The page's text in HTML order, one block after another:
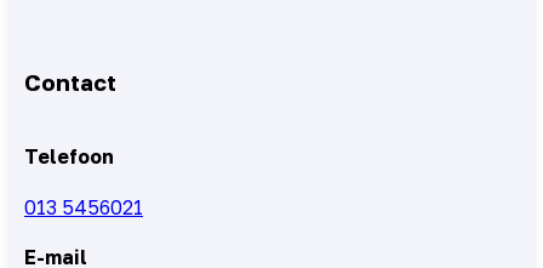
Contact
Telefoon
013 5456021
E-mail